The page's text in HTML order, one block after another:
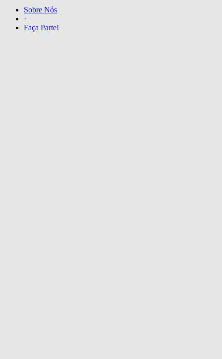
Sobre Nós
·
Faça Parte!